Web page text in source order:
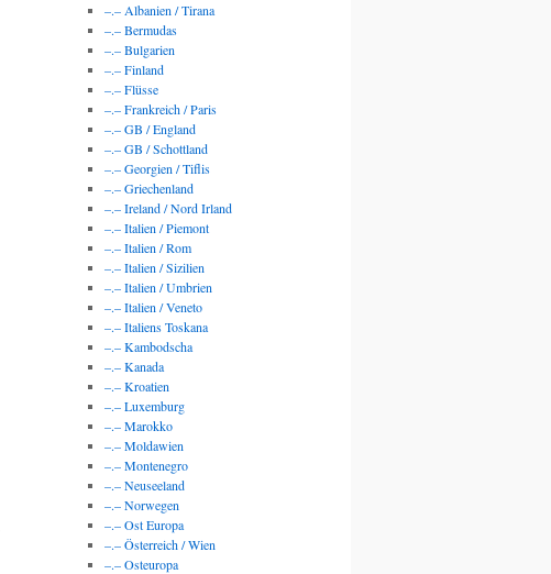
–.– Albanien / Tirana
–.– Bermudas
–.– Bulgarien
–.– Finland
–.– Flüsse
–.– Frankreich / Paris
–.– GB / England
–.– GB / Schottland
–.– Georgien / Tiflis
–.– Griechenland
–.– Ireland / Nord Irland
–.– Italien / Piemont
–.– Italien / Rom
–.– Italien / Sizilien
–.– Italien / Umbrien
–.– Italien / Veneto
–.– Italiens Toskana
–.– Kambodscha
–.– Kanada
–.– Kroatien
–.– Luxemburg
–.– Marokko
–.– Moldawien
–.– Montenegro
–.– Neuseeland
–.– Norwegen
–.– Ost Europa
–.– Österreich / Wien
–.– Osteuropa